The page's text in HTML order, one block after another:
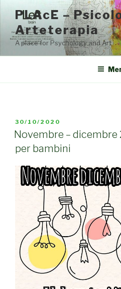
contenuto
PLAcE –
Arteterapia
A place for Psychology and Art
PUBBLICATO
IL
30/10/2020
Novembre –
per bambini